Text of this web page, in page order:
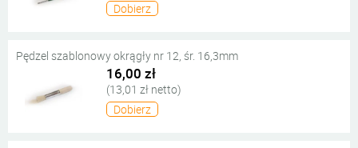
Dobierz
Pędzel szablonowy okrągły nr 12, śr. 16,3mm
16,00 zł
(13,01 zł netto)
Dobierz